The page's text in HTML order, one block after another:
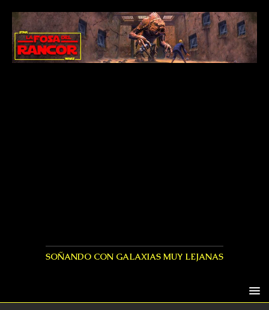
SOÑANDO CON GALAXIAS MUY LEJANAS